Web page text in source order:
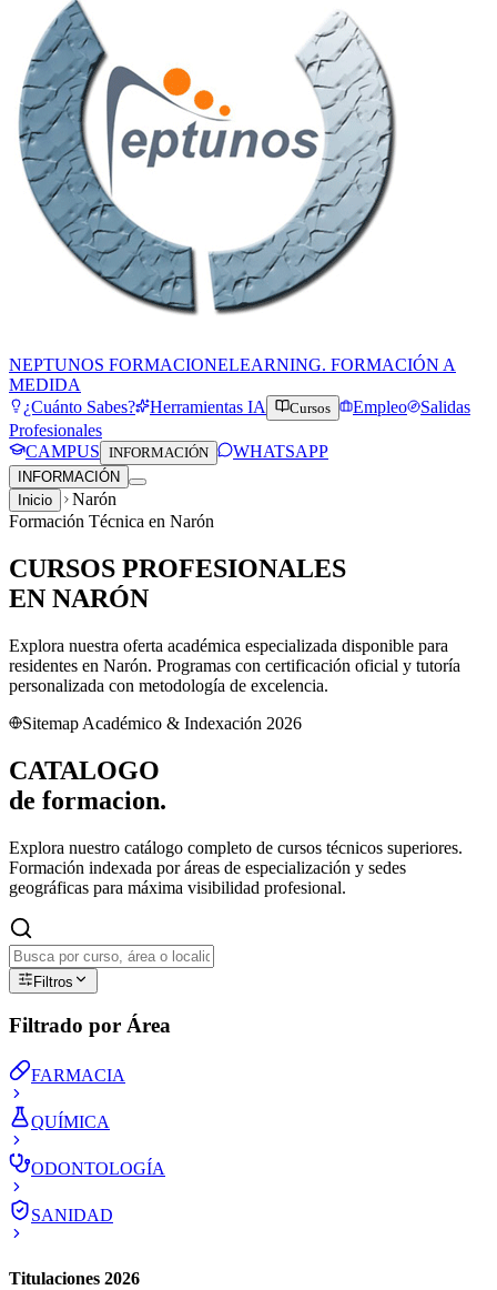
NEPTUNOS FORMACIONELEARNING. FORMACIÓN A
MEDIDA
¿Cuánto Sabes?
Herramientas IA Cursos Empleo
Salidas
Profesionales
CAMPUS INFORMACIÓN WHATSAPP
INFORMACIÓN
Inicio
Narón
Formación Técnica en Narón
CURSOS PROFESIONALES
EN NARÓN
Explora nuestra oferta académica especializada disponible para
residentes en Narón. Programas con certificación oficial y tutoría
personalizada con metodología de excelencia.
Sitemap Académico & Indexación 2026
CATALOGO
de formacion.
Explora nuestro catálogo completo de cursos técnicos superiores.
Formación indexada por áreas de especialización y sedes
geográficas para máxima visibilidad profesional.
Filtros
Filtrado por Área
FARMACIA
QUÍMICA
ODONTOLOGÍA
SANIDAD
Titulaciones 2026